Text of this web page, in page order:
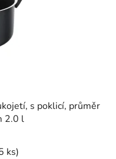
s poklicí, průměr
2.0 l
ks)